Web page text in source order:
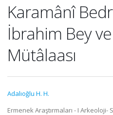
Karamânî
İbrahim Bey
Mütâlaası
Adalıoğlu H. H.
Ermenek Araştırmaları - I